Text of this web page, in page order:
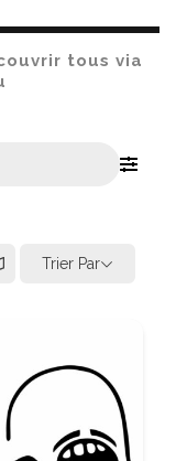
tous via
Trier Par